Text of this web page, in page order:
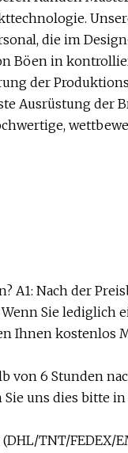
die im
Böen in
der
Ausrüstung der
A1: Nach der
Sie lediglich
Ihnen kostenlos
von 6 Stunden
uns dies bitte
TNT/FEDEX/